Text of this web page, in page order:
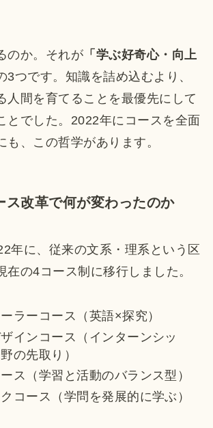
のか。それが 「学ぶ好奇心・向上
3つです。知識を詰め込むより、
人間を育てることを最優先にして
とでした。2022年にコースを全面
も、この哲学があります。
ス改革で何が変わったのか
年に、従来の文系・理系という区
在の4コース制に移行しました。
ラーコース（英語×探究）
インコース（インターンシッ
の先取り）
ス（学習と活動のバランス型）
コース（学問を発展的に学ぶ）